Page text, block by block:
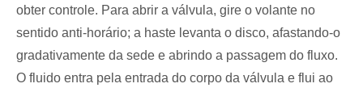
obter controle. Para abrir a válvula, gire o volante no
sentido anti-horário; a haste levanta o disco, afastando-o
gradativamente da sede e abrindo a passagem do fluxo.
O fluido entra pela entrada do corpo da válvula e flui ao